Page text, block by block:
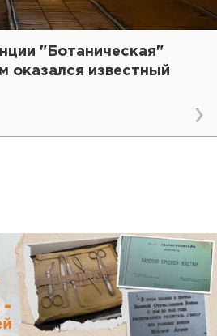
"Ботаническая"
оказался известный